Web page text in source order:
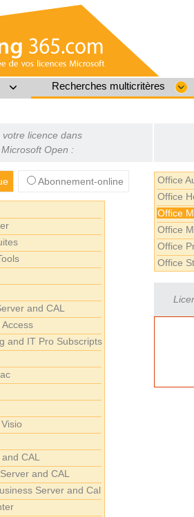
Recherches multicritères
votre licence dans
Open :
Abonnement-online
and CAL
and IT Pro Subscripts
CAL
and CAL
Server and Cal
Office
Office
Office
Office
Office
Office